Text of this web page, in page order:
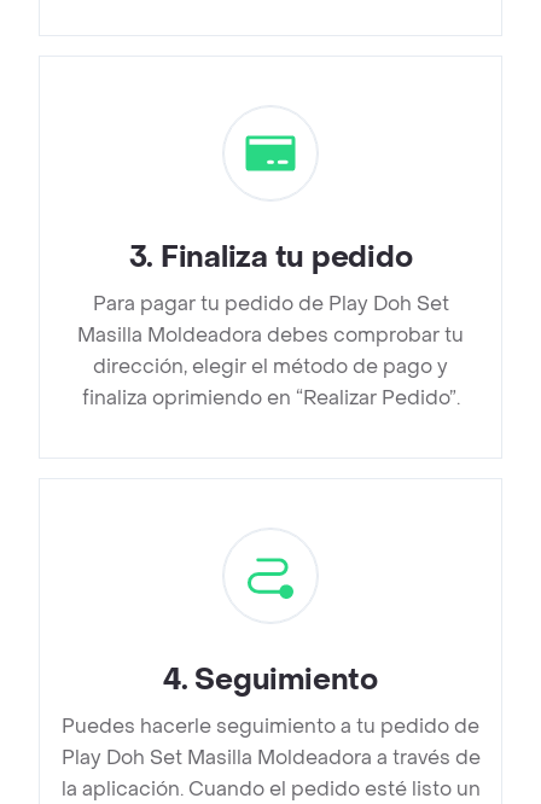
3. Finaliza tu pedido
Para pagar tu pedido de Play Doh Set
Masilla Moldeadora debes comprobar tu
dirección, elegir el método de pago y
finaliza oprimiendo en “Realizar Pedido”.
4. Seguimiento
Puedes hacerle seguimiento a tu pedido de
Play Doh Set Masilla Moldeadora a través de
la aplicación. Cuando el pedido esté listo un